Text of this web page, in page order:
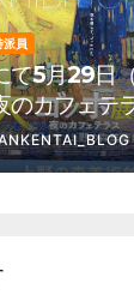
派員
て5月29日
のカフェテ
術館・博